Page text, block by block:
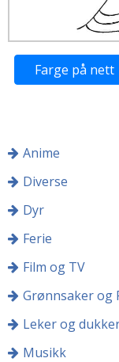
Farge på nett
Anime
Diverse
Dyr
Ferie
Film og TV
Grønnsaker og
Leker og
Musikk